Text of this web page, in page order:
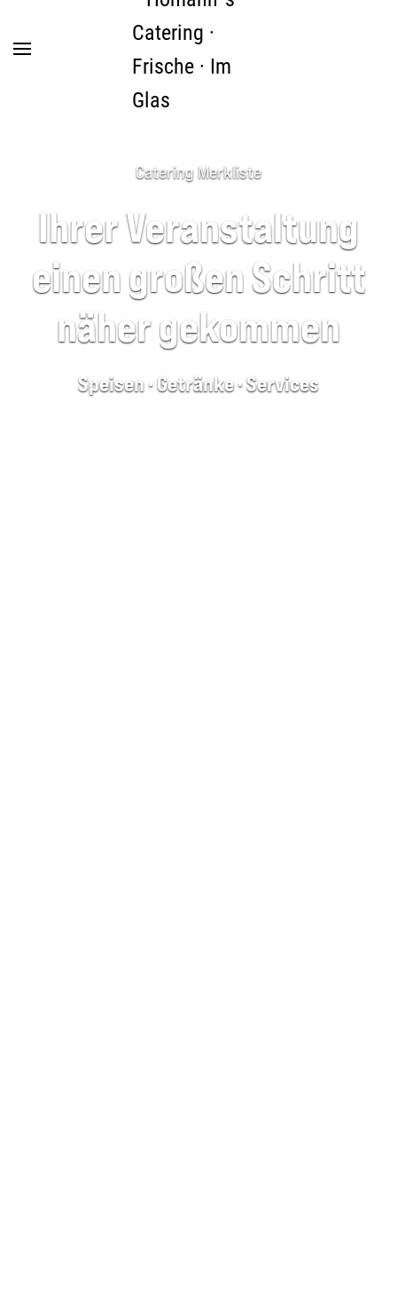
Zum Hauptinhalt springen
Catering Merkliste
Ihrer Veranstaltung
einen großen Schritt
näher gekommen
Speisen · Getränke · Services